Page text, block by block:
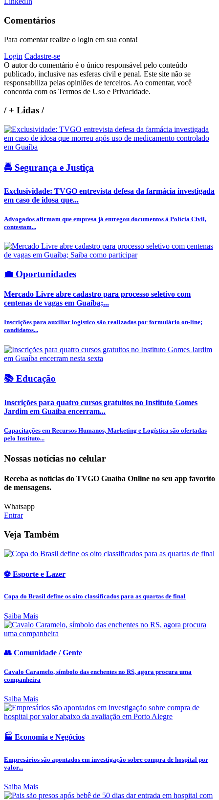
Comentários
Para comentar realize o login em sua conta!
Login Cadastre-se
O autor do comentário é o único responsável pelo conteúdo
publicado, inclusive nas esferas civil e penal. Este site não se
responsabiliza pelas opiniões de terceiros. Ao comentar, você
concorda com os Termos de Uso e Privacidade.
/+ Lidas /
🚔 Segurança e Justiça
Exclusividade: TVGO entrevista defesa da farmácia investigada
em caso de idosa que...
Advogados afirmam que empresa já entregou documentos à Polícia Civil,
contestam...
💼 Oportunidades
Mercado Livre abre cadastro para processo seletivo com
centenas de vagas em Guaíba;...
Inscrições para auxiliar logístico são realizadas por formulário on-line;
candidatos...
📚 Educação
Inscrições para quatro cursos gratuitos no Instituto Gomes
Jardim em Guaíba encerram...
Capacitações em Recursos Humanos, Marketing e Logística são ofertadas
pelo Instituto...
Nossas notícias no celular
Receba as notícias do TVGO Guaíba Online no seu app favorito
de mensagens.
Whatsapp
Entrar
Veja Também
⚽ Esporte e Lazer
Copa do Brasil define os oito classificados para as quartas de final
Saiba Mais
👥 Comunidade / Gente
Cavalo Caramelo, símbolo das enchentes no RS, agora procura uma
companheira
Saiba Mais
🏭 Economia e Negócios
Empresários são apontados em investigação sobre compra de hospital por
valor...
Saiba Mais